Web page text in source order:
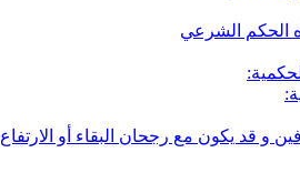
الحكم الشرعي
و قد يكون مع رجحان البقاء أو الارتفاع